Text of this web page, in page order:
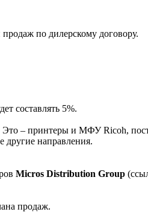
по дилерскому договору.
составлять 5%.
– принтеры и МФУ Ricoh,
другие направления.
Micros Distribution Group
продаж.